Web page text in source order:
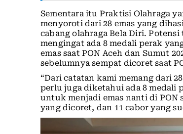
Sementara itu Praktisi Olahraga
menyoroti dari 28 emas yang
cabang olahraga Bela Diri.
mengingat ada 8 medali perak
emas saat PON Aceh dan Sumut
sebelumnya sempat dicoret saat
“Dari catatan kami memang dari
perlu juga diketahui ada 8 medali
untuk menjadi emas nanti di PON
yang dicoret, dan 11 cabor yang